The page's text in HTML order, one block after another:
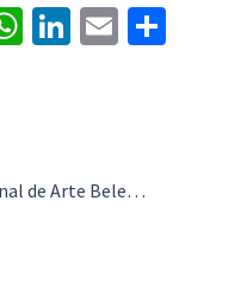
W
p
Li
n
E C
El Museo Internacional de Arte Belenista renueva su muestra de Escenas de la Pasión de cara a la Semana Santa 2026